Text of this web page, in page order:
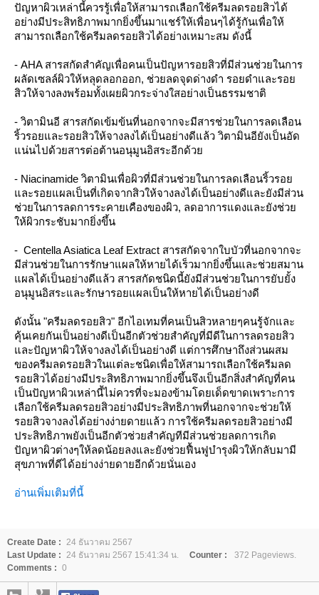
ปัญหาผิวเหล่านี้ควรรู้เพื่อให้สามารถเลือกใช้ครีมลดรอยสิวได้
อย่างมีประสิทธิภาพมากยิ่งขึ้นมาแชร์ให้เพื่อนๆได้รู้กันเพื่อให้
สามารถเลือกใช้ครีมลดรอยสิวได้อย่างเหมาะสม ดังนี้
- AHA สารสกัดสำคัญเพื่อคนเป็นปัญหารอยสิวที่มีส่วนช่วยในการ
ผลัดเซลล์ผิวให้หลุดลอกออก, ช่วยลดจุดด่างดำ รอยดำและรอย
สิวให้จางลงพร้อมทั้งเผยผิวกระจ่างใสอย่างเป็นธรรมชาติ
- วิตามินอี สารสกัดเข้มข้นที่นอกจากจะมีสารช่วยในการลดเลือน
ริ้วรอยและรอยสิวให้จางลงได้เป็นอย่างดีแล้ว วิตามินอียังเป็นอัด
แน่นไปด้วยสารต่อต้านอนุมูนอิสระอีกด้วย
- Niacinamide วิตามินเพื่อผิวที่มีส่วนช่วยในการลดเลือนริ้วรอย
และรอยแผลเป็นที่เกิดจากสิวให้จางลงได้เป็นอย่างดีและยังมีส่วน
ช่วยในการลดการระคายเคืองของผิว, ลดอาการแดงและยังช่วย
ให้ผิวกระชับมากยิ่งขึ้น
- Centella Asiatica Leaf Extract สารสกัดจากใบบัวที่นอกจากจะ
มีส่วนช่วยในการรักษาแผลให้หายได้เร็วมากยิ่งขึ้นและช่วยสมาน
แผลได้เป็นอย่างดีแล้ว สารสกัดชนิดนี้ยังมีส่วนช่วยในการยับยั้ง
อนุมูนอิสระและรักษารอยแผลเป็นให้หายได้เป็นอย่างดี
ดังนั้น "ครีมลดรอยสิว" อีกไอเทมที่คนเป็นสิวหลายๆคนรู้จักและ
คุ้นเคยกันเป็นอย่างดีเป็นอีกตัวช่วยสำคัญที่มีดีในการลดรอยสิว
และปัญหาผิวให้จางลงได้เป็นอย่างดี แต่การศึกษาถึงส่วนผสม
ของครีมลดรอยสิวในแต่ละชนิดเพื่อให้สามารถเลือกใช้ครีมลด
รอยสิวได้อย่างมีประสิทธิภาพมากยิ่งขึ้นจึงเป็นอีกสิ่งสำคัญที่คน
เป็นปัญหาผิวเหล่านี้ไม่ควรที่จะมองข้ามโดยเด็ดขาดเพราะการ
เลือกใช้ครีมลดรอยสิวอย่างมีประสิทธิภาพที่นอกจากจะช่วยให้
รอยสิวจางลงได้อย่างง่ายดายแล้ว การใช้ครีมลดรอยสิวอย่างมี
ประสิทธิภาพยังเป็นอีกตัวช่วยสำคัญทีมีส่วนช่วยลดการเกิด
ปัญหาผิวต่างๆให้ลดน้อยลงและยังช่วยฟื้นฟูบำรุงผิวให้กลับมามี
สุขภาพที่ดีได้อย่างง่ายดายอีกด้วยนั่นเอง
อ่านเพิ่มเติมที่นี้
Create Date :
24 ธันวาคม 2567
Last Update :
24 ธันวาคม 2567 15:41:34 น. Counter :
372 Pageviews.
Comments : 0